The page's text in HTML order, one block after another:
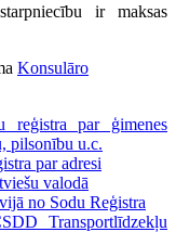
ir maksas
Konsulāro
reģistra par ģimenes
pilsonību u.c.
par adresi
valodā
no Sodu Reģistra
Transportlīdzekļu